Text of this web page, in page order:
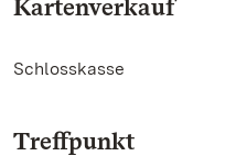
Kartenverkauf
Schlosskasse
Treffpunkt